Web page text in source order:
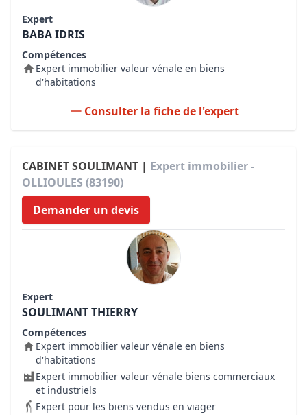
Expert
BABA IDRIS
Compétences
Expert immobilier valeur vénale en biens
d'habitations
Consulter la fiche de l'expert
CABINET SOULIMANT | Expert immobilier -
OLLIOULES (83190)
Demander un devis
Expert
SOULIMANT THIERRY
Compétences
Expert immobilier valeur vénale en biens
d'habitations
Expert immobilier valeur vénale biens commerciaux
et industriels
Expert pour les biens vendus en viager